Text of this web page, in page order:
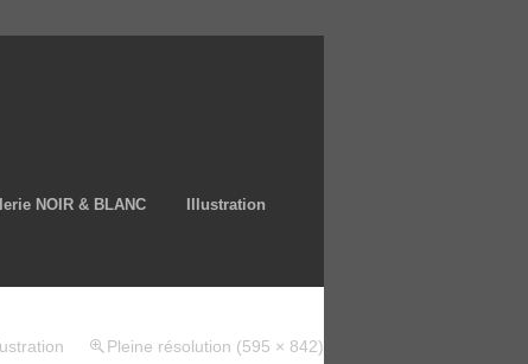
NOIR & BLANC
Illustration
Pleine résolution (595 × 842)